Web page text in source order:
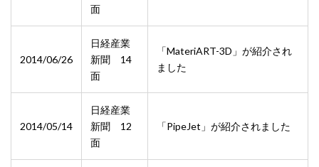
面
2014/06/26
日経産業
新聞 14
面
「MateriART-3D」が紹介され
ました
2014/05/14
日経産業
新聞 12
面
「PipeJet」が紹介されました